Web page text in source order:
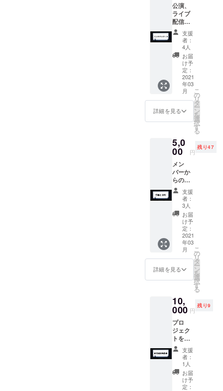
公演、
ライブ
配信後
のエン
ドロー
ルに名
前を記
載しま
す。
支援
者：
4人
お届
け予
定：
2021
年03
月
詳細を見る
こ
の
リ
タ
ー
ン
を
選
択
す
る
5,0
00 円
残り47
メン
バーか
らの感
謝の手
紙と練
習風
景・当
日の様
子がま
とまっ
DVD。
支援
者：
3人
お届
け予
定：
2021
年03
月
詳細を見る
こ
の
リ
タ
ー
ン
を
選
択
す
る
10,
000 円
残り9
プロ
ジェク
トを通
しての
研究成
果をま
とめた
報告
書。
支援
者：
1人
お届
け予
定：